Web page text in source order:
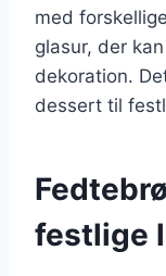
med
glasur, der
dekoration.
dessert til
festlige